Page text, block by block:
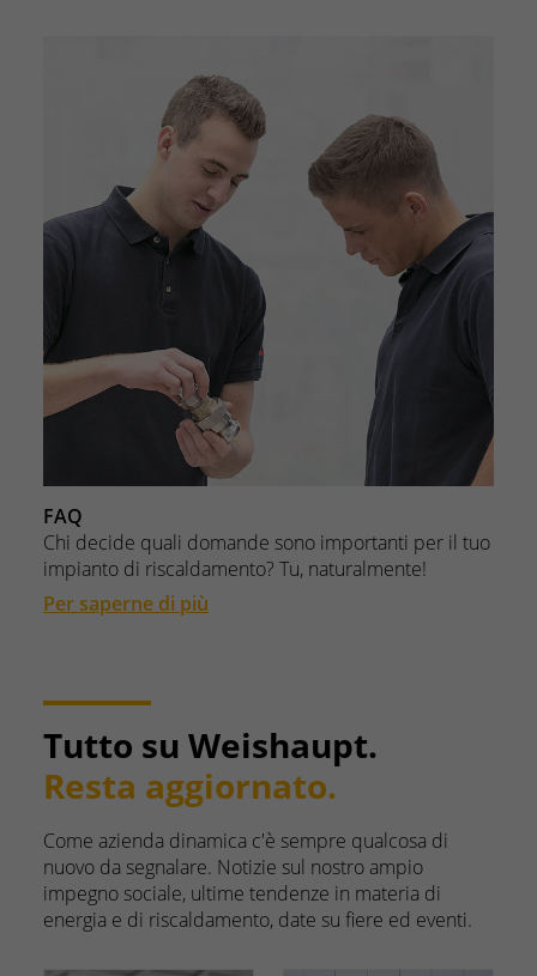
FAQ
Chi decide quali domande sono importanti per il tuo
impianto di riscaldamento? Tu, naturalmente!
Per saperne di più
Tutto su Weishaupt.
Resta aggiornato.
Come azienda dinamica c'è sempre qualcosa di
nuovo da segnalare. Notizie sul nostro ampio
impegno sociale, ultime tendenze in materia di
energia e di riscaldamento, date su fiere ed eventi.